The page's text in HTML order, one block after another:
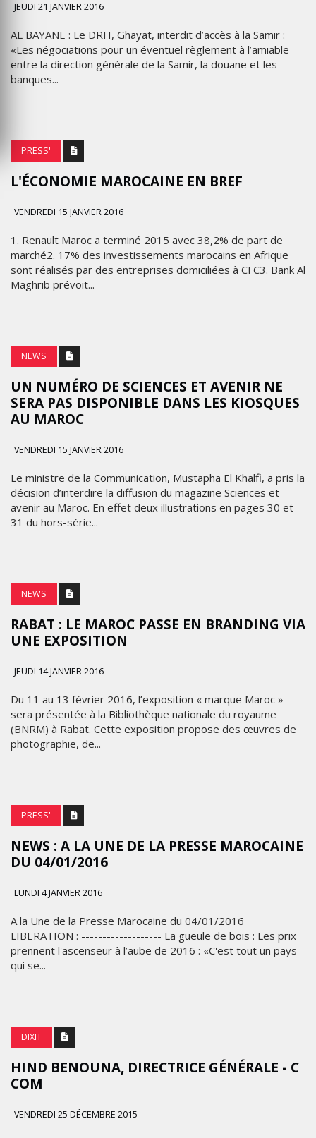
JEUDI 21 JANVIER 2016
AL BAYANE : Le DRH, Ghayat, interdit d’accès à la Samir :
«Les négociations pour un éventuel règlement à l’amiable
entre la direction générale de la Samir, la douane et les
banques...
PRESS'
L'ÉCONOMIE MAROCAINE EN BREF
VENDREDI 15 JANVIER 2016
1. Renault Maroc a terminé 2015 avec 38,2% de part de
marché2. 17% des investissements marocains en Afrique
sont réalisés par des entreprises domiciliées à CFC3. Bank Al
Maghrib prévoit...
NEWS
UN NUMÉRO DE SCIENCES ET AVENIR NE
SERA PAS DISPONIBLE DANS LES KIOSQUES
AU MAROC
VENDREDI 15 JANVIER 2016
Le ministre de la Communication, Mustapha El Khalfi, a pris la
décision d’interdire la diffusion du magazine Sciences et
avenir au Maroc. En effet deux illustrations en pages 30 et
31 du hors-série...
NEWS
RABAT : LE MAROC PASSE EN BRANDING VIA
UNE EXPOSITION
JEUDI 14 JANVIER 2016
Du 11 au 13 février 2016, l’exposition « marque Maroc »
sera présentée à la Bibliothèque nationale du royaume
(BNRM) à Rabat. Cette exposition propose des œuvres de
photographie, de...
PRESS'
NEWS : A LA UNE DE LA PRESSE ‪MAROCAINE
DU 04/01/2016
LUNDI 4 JANVIER 2016
A la Une‬ de la Presse‬ ‪Marocaine‬ du 04/01/2016
LIBERATION : ------------------- La gueule de bois : Les prix
prennent l'ascenseur à l’aube de 2016 : «C'est tout un pays
qui se...
DIXIT
HIND BENOUNA, DIRECTRICE GÉNÉRALE - C
COM
VENDREDI 25 DÉCEMBRE 2015